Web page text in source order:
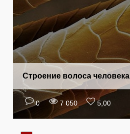
0 7 050 5,00
Строение волоса человека